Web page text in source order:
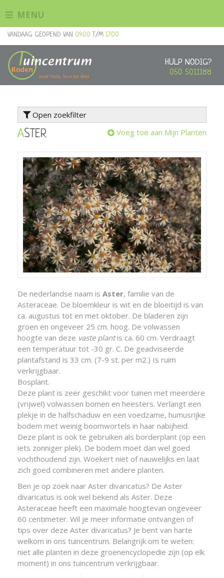
n
HULP NODIG?
050 5011188
VANDAAG GEOPEND VAN 09:00 T/M 17:00
MENU
Open zoekfilter
ASTER Voeg toe aan Mijn Planten
De nederlandse naam is Aster, familie van de
Asteraceae. De bloemkleur is wit en de bloeitijd is van
ca. augustus tot en met oktober. De bladeren zijn
groen en ongeveer 25 cm. hoog. De volwassen
hoogte van deze vaste plantis ca. 60 cm. Verdraagt
een temperatuur tot -30 gr. C. De geadviseerde
plantafstand is 33 cm. (7-9 st. per m2.) Is ruim
verkrijgbaar.
Bosplant.
Deze plant is zeer geschikt voor tuinen met meerdere
(vrijwel) volwassen bomen en heesters. Verlangt een
plekje in de halfschaduw en een voedzame, humusrijke
bodem met weinig boomwortels in haar nabijheid.
Deze plant is ook te gebruiken als borderplant (op een
iets zonniger plek). De bodem moet dan wel goed
vochthoudend zijn. Woekert niet of nauwelijks en laat
zich goed combineren met andere planten.
Ben je op zoek naar Aster divaricatus? De Aster
divaricatus is ook wel bekend als Aster. Deze
Asteraceae heeft een maximale hoogtevan ongeveer
60 centimeter. Wil je meer informatie ontvangen of
tips over deze Aster divaricatus? Je bent van harte
welkom in ons tuincentrum. Belangrijk om te weten:
niet alle planten in deze groenencyclopedie zijn (op elk
moment) in ons tuincentrum verkrijgbaar.